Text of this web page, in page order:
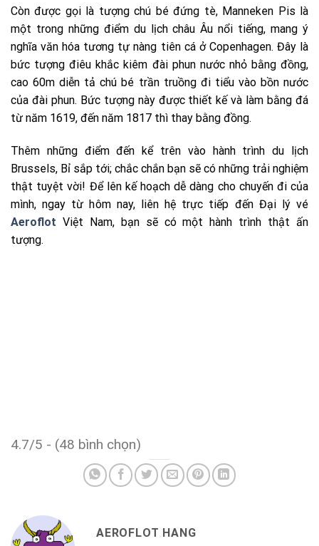
Còn được gọi là tượng chú bé đứng tè, Manneken Pis là
một trong những điểm du lịch châu Âu nổi tiếng, mang ý
nghĩa văn hóa tương tự nàng tiên cá ở Copenhagen. Đây là
bức tượng điêu khắc kiêm đài phun nước nhỏ bằng đồng,
cao 60m diễn tả chú bé trần truồng đi tiểu vào bồn nước
của đài phun. Bức tượng này được thiết kế và làm bằng đá
từ năm 1619, đến năm 1817 thì thay bằng đồng.
Thêm những điểm đến kể trên vào hành trình du lịch
Brussels, Bỉ sắp tới; chắc chắn bạn sẽ có những trải nghiệm
thật tuyệt vời! Để lên kế hoạch dễ dàng cho chuyến đi của
mình, ngay từ hôm nay, liên hệ trực tiếp đến Đại lý vé
Aeroflot Việt Nam, bạn sẽ có một hành trình thật ấn
tượng.
4.7/5 - (48 bình chọn)
AEROFLOT HANG